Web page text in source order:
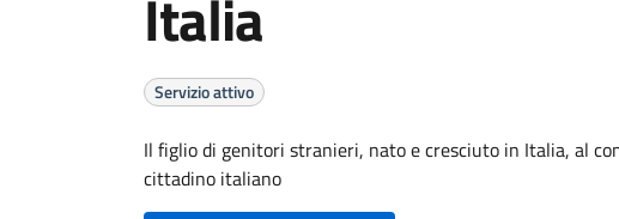
Italia
Servizio attivo
Il figlio di genitori stranieri, nato e cresciuto in Italia, al
cittadino italiano